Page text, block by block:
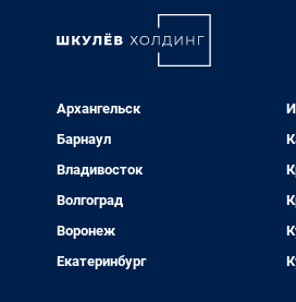
Архангельск
Барнаул
Владивосток
Волгоград
Воронеж
Екатеринбург